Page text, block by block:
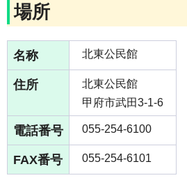
場所
名称 北東公民館
住所
北東公民館
甲府市武田3-1-6
電話番号 055-254-6100
FAX番号 055-254-6101